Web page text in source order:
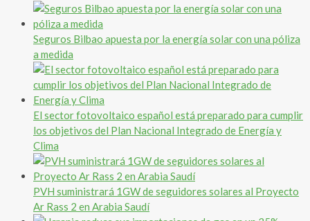
Seguros Bilbao apuesta por la energía solar con una póliza
a medida
El sector fotovoltaico español está preparado para cumplir
los objetivos del Plan Nacional Integrado de Energía y
Clima
PVH suministrará 1GW de seguidores solares al Proyecto
Ar Rass 2 en Arabia Saudí